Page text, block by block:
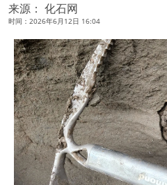
来源： 化石网
时间：2026年6月12日 16:04